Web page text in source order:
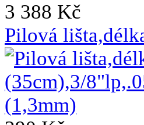
3 388 Kč
Pilová